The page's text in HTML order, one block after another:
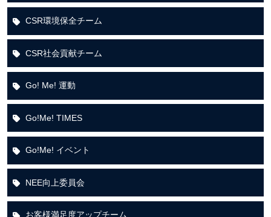
CSR環境保全チーム
CSR社会貢献チーム
Go! Me! 運動
Go!Me! TIMES
Go!Me! イベント
NEE向上委員会
お客様満足度アップチーム